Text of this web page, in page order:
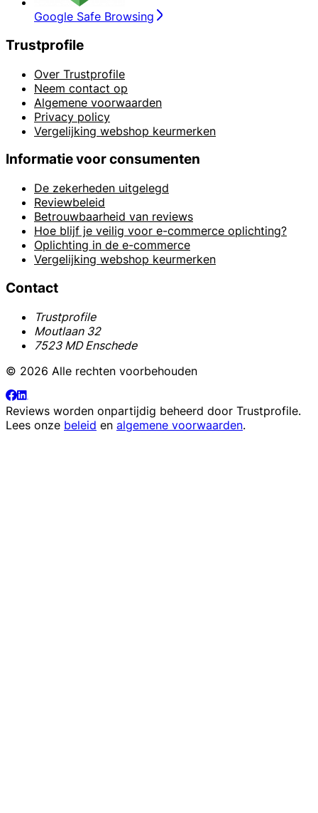
Google Safe Browsing
Trustprofile
Over Trustprofile
Neem contact op
Algemene voorwaarden
Privacy policy
Vergelijking webshop keurmerken
Informatie voor consumenten
De zekerheden uitgelegd
Reviewbeleid
Betrouwbaarheid van reviews
Hoe blijf je veilig voor e-commerce oplichting?
Oplichting in de e-commerce
Vergelijking webshop keurmerken
Contact
Trustprofile
Moutlaan 32
7523 MD Enschede
© 2026 Alle rechten voorbehouden
Reviews worden onpartijdig beheerd door Trustprofile.
Lees onze beleid en algemene voorwaarden.